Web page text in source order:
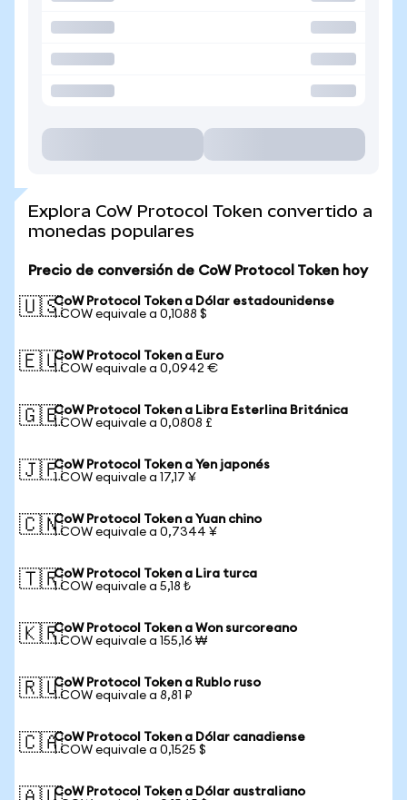
Explora CoW Protocol Token convertido a
monedas populares
Precio de conversión de CoW Protocol Token hoy
🇺🇸CoW Protocol Token a Dólar estadounidense
1 COW equivale a 0,1088 $
🇪🇺CoW Protocol Token a Euro
1 COW equivale a 0,0942 €
🇬🇧CoW Protocol Token a Libra Esterlina Británica
1 COW equivale a 0,0808 £
🇯🇵CoW Protocol Token a Yen japonés
1 COW equivale a 17,17 ¥
🇨🇳CoW Protocol Token a Yuan chino
1 COW equivale a 0,7344 ¥
🇹🇷CoW Protocol Token a Lira turca
1 COW equivale a 5,18 ₺
🇰🇷CoW Protocol Token a Won surcoreano
1 COW equivale a 155,16 ₩
🇷🇺CoW Protocol Token a Rublo ruso
1 COW equivale a 8,81 ₽
🇨🇦CoW Protocol Token a Dólar canadiense
1 COW equivale a 0,1525 $
CoW Protocol Token a Dólar australiano